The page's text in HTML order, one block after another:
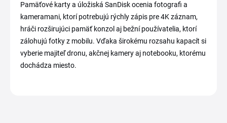
Pamäťové karty a úložiská SanDisk ocenia fotografi a
kameramani, ktorí potrebujú rýchly zápis pre 4K záznam,
hráči rozširujúci pamäť konzol aj bežní používatelia, ktorí
zálohujú fotky z mobilu. Vďaka širokému rozsahu kapacít si
vyberie majiteľ dronu, akčnej kamery aj notebooku, ktorému
dochádza miesto.